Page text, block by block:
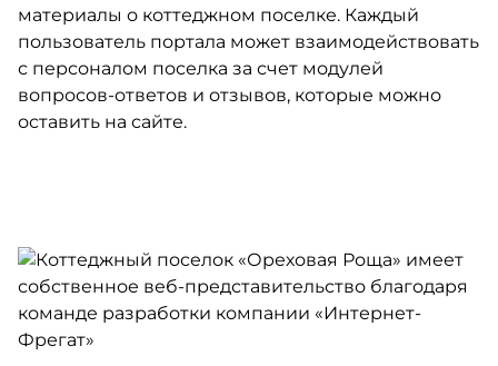
материалы о коттеджном поселке. Каждый
пользователь портала может взаимодействовать
с персоналом поселка за счет модулей
вопросов-ответов и отзывов, которые можно
оставить на сайте.